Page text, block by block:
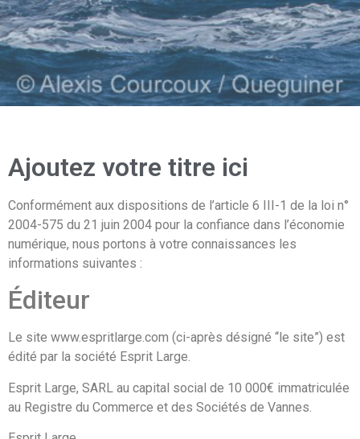
Ajoutez votre titre ici
Conformément aux dispositions de l’article 6 III-1 de la loi n°
2004-575 du 21 juin 2004 pour la confiance dans l’économie
numérique, nous portons à votre connaissances les
informations suivantes :
Éditeur
Le site www.espritlarge.com (ci-après désigné “le site”) est
édité par la société Esprit Large.
Esprit Large, SARL au capital social de 10 000€ immatriculée
au Registre du Commerce et des Sociétés de Vannes.